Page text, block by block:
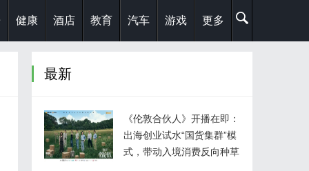
健康 酒店 教育 汽车 游戏 更多
最新
《伦敦合伙人》开播在即：
出海创业试水“国货集群”模
式，带动入境消费反向种草